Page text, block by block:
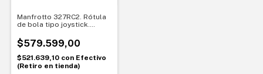
Manfrotto 327RC2. Rótula
de bola tipo joystick.
pesada
$579.599,00
$521.639,10 con Efectivo
(Retiro en tienda)